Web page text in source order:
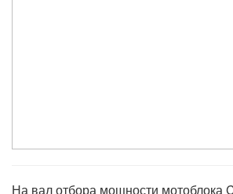
На вал отбора мощности мотоблока